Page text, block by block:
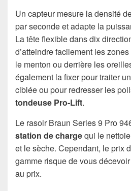
Un capteur mesure la densité
par seconde et adapte la
La tête flexible dans dix
d’atteindre facilement les
le menton ou derrière les
également la fixer pour traiter
ciblée ou pour redresser les
tondeuse Pro-Lift.
Le rasoir Braun Series 9 Pro
station de chargequi le
et le sèche. Cependant, le prix
gamme risque de vous
au prix.